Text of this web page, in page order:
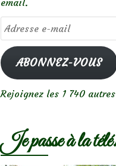
email.
Adresse
e-
mailABONNEZ-VOUS
Rejoignez les 1 740
Je passe à la